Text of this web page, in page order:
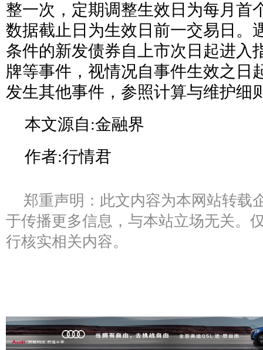
整一次，定期调整生效日为每月首
数据截止日为生效日前一交易日。
条件的新发债券自上市次日起进入
牌等事件，视情况自事件生效之日
发生其他事件，参照计算与维护细
本文源自:金融界
作者:行情君
郑重声明：此文内容为本网站转载
于传播更多信息，与本站立场无关。
行核实相关内容。